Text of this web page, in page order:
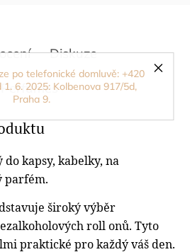
po telefonické domluvě: +420
1. 6. 2025: Kolbenova 917/5d,
Praha 9.
Diskuze
kapsy, kabelky, na
parfém.
široký výběr
roll onů. Tyto
praktické pro každý váš den.